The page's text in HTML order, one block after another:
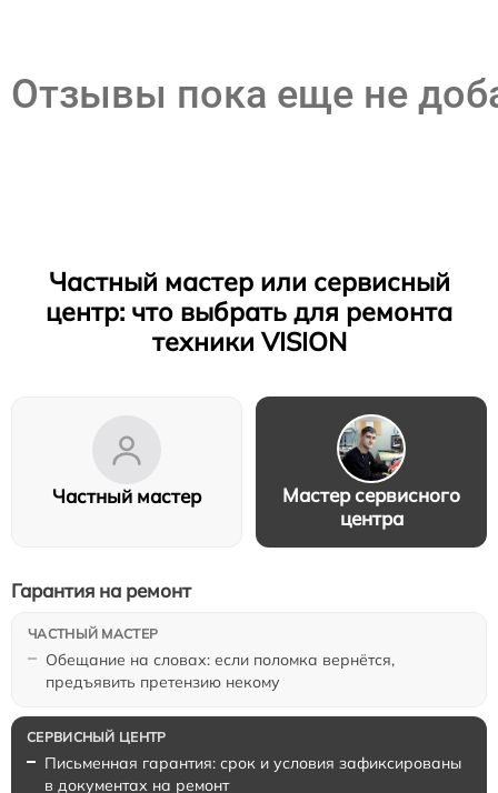
Отзывы пока еще не
Частный мастер или сервисный
центр: что выбрать для ремонта
техники VISION
Частный мастер
Мастер сервисного
центра
Обещание на словах: если поломка вернётся,
предъявить претензию некому
Гарантия на ремонт
Письменная гарантия: срок и условия зафиксированы
в документах на ремонт